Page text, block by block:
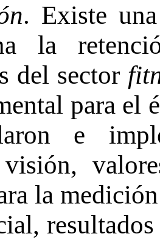
. Existe
la
del sector
para el
e
la